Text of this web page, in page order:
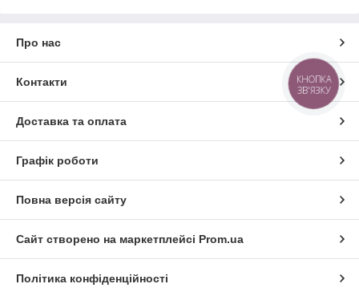
Про нас
Контакти
Доставка та оплата
Графік роботи
Повна версія сайту
Сайт створено на маркетплейсі Prom.ua
Політика конфіденційності
КНОПКА
ЗВ'ЯЗКУ